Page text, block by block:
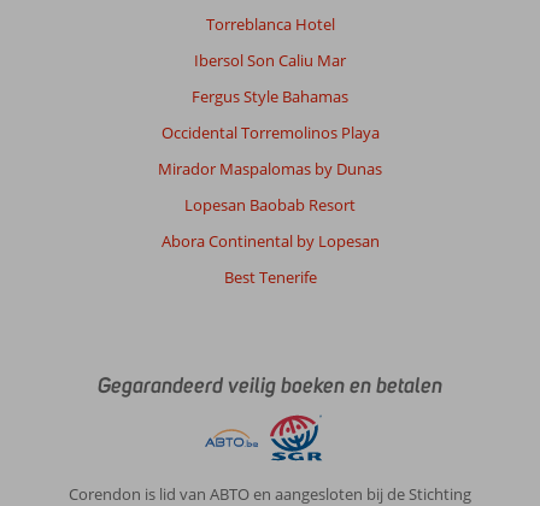
Torreblanca Hotel
Ibersol Son Caliu Mar
Fergus Style Bahamas
Occidental Torremolinos Playa
Mirador Maspalomas by Dunas
Lopesan Baobab Resort
Abora Continental by Lopesan
Best Tenerife
Gegarandeerd veilig boeken en betalen
Corendon is lid van ABTO en aangesloten bij de Stichting